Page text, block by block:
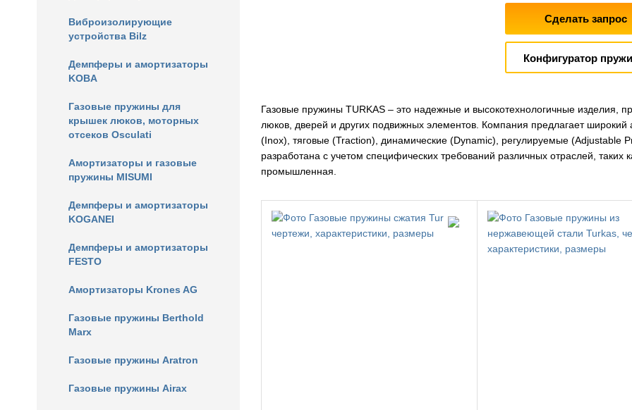
Виброизолирующие
устройства Bilz
Демпферы и амортизаторы
KOBA
Газовые пружины для
крышек люков, моторных
отсеков Osculati
Амортизаторы и газовые
пружины MISUMI
Демпферы и амортизаторы
KOGANEI
Демпферы и амортизаторы
FESTO
Амортизаторы Krones AG
Газовые пружины Berthold
Marx
Газовые пружины Aratron
Газовые пружины Airax
Сделать запрос
Конфигуратор
Газовые пружины TURKAS – это надежные и высокотехнологичные изделия,
люков, дверей и других подвижных элементов. Компания предлагает
(Inox), тяговые (Traction), динамические (Dynamic), регулируемые
разработана с учетом специфических требований различных отраслей,
промышленная.